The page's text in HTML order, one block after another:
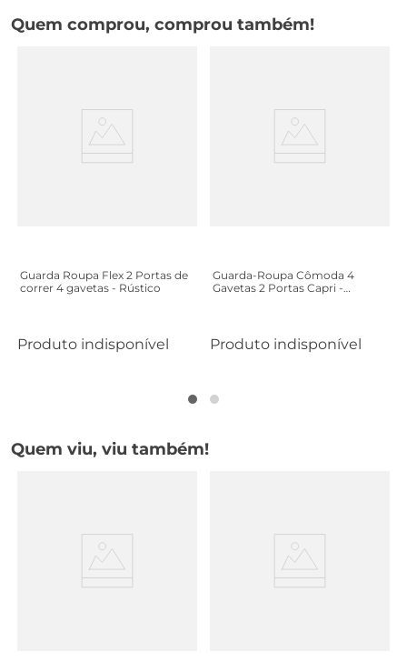
Quem comprou, comprou também!
Guarda Roupa Flex 2 Portas de
correr 4 gavetas - Rústico
Produto indisponível
Guarda-Roupa Cômoda 4
Gavetas 2 Portas Capri -
Produto indisponível
Quem viu, viu também!